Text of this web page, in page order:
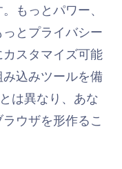
もっとパワー、
とプライバシー
スタマイズ可能
込みツールを備
は異なり、あな
ウザを形作るこ